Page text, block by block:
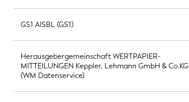
GS1 AISBL (GS1)
Herausgebergemeinschaft WERTPAPIER-
MITTEILUNGEN Keppler, Lehmann GmbH & Co.KG
(WM Datenservice)